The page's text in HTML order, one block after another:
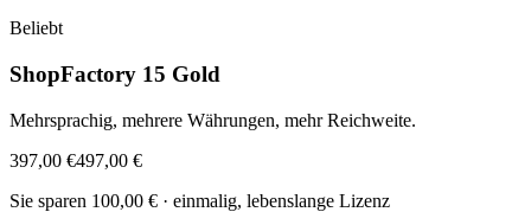
Beliebt
ShopFactory 15 Gold
Mehrsprachig, mehrere Währungen, mehr Reichweite.
397,00 €497,00 €
Sie sparen 100,00 € · einmalig, lebenslange Lizenz